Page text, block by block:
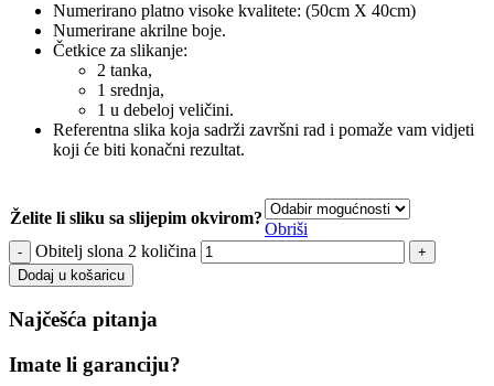
Numerirano platno visoke kvalitete: (50cm X 40cm)
Numerirane akrilne boje.
Četkice za slikanje:
2 tanka,
1 srednja,
1 u debeloj veličini.
Referentna slika koja sadrži završni rad i pomaže vam vidjeti
koji će biti konačni rezultat.
Želite li sliku sa slijepim okvirom?
Obriši
Obitelj slona 2 količina
Dodaj u košaricu
Najčešća pitanja
Imate li garanciju?